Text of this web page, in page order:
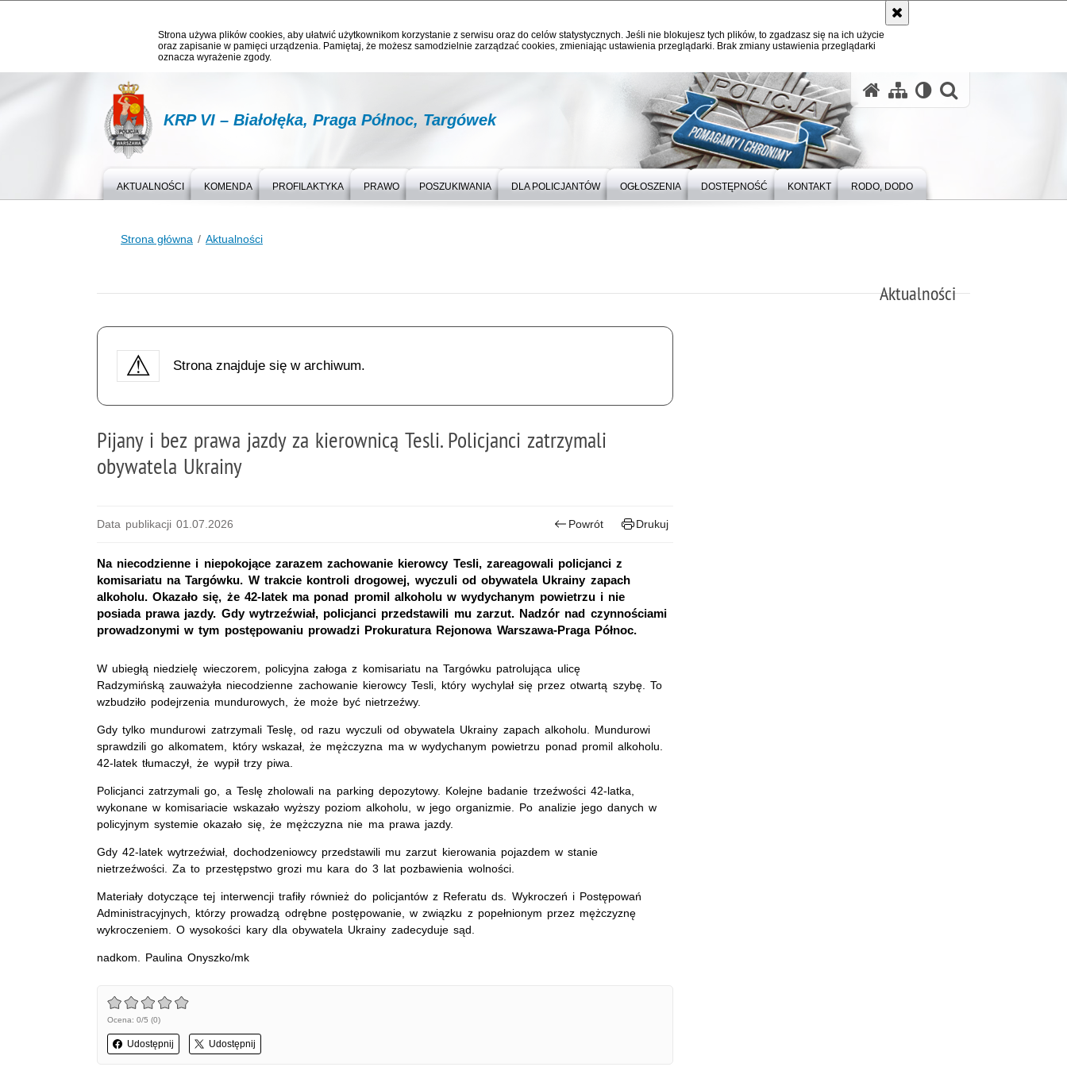
Strona używa plików cookies, aby ułatwić użytkownikom korzystanie z serwisu oraz do celów statystycznych. Jeśli nie blokujesz tych plików, to zgadzasz się na ich użycie
oraz zapisanie w pamięci urządzenia. Pamiętaj, że możesz samodzielnie zarządzać cookies, zmieniając ustawienia przeglądarki. Brak zmiany ustawienia przeglądarki
oznacza wyrażenie zgody.
KRP VI – Białołęka, Praga Północ, Targówek
AKTUALNOŚCI KOMENDA PROFILAKTYKA PRAWO POSZUKIWANIA DLA POLICJANTÓW OGŁOSZENIA DOSTĘPNOŚĆ KONTAKT RODO, DODO
Strona główna Aktualności
Aktualności
Strona znajduje się w archiwum.
Pijany i bez prawa jazdy za kierownicą Tesli. Policjanci zatrzymali
obywatela Ukrainy
Data publikacji 01.07.2026 Powrót Drukuj
Na niecodzienne i niepokojące zarazem zachowanie kierowcy Tesli, zareagowali policjanci z
komisariatu na Targówku. W trakcie kontroli drogowej, wyczuli od obywatela Ukrainy zapach
alkoholu. Okazało się, że 42-latek ma ponad promil alkoholu w wydychanym powietrzu i nie
posiada prawa jazdy. Gdy wytrzeźwiał, policjanci przedstawili mu zarzut. Nadzór nad czynnościami
prowadzonymi w tym postępowaniu prowadzi Prokuratura Rejonowa Warszawa-Praga Północ.
W ubiegłą niedzielę wieczorem, policyjna załoga z komisariatu na Targówku patrolująca ulicę
Radzymińską zauważyła niecodzienne zachowanie kierowcy Tesli, który wychylał się przez otwartą szybę. To
wzbudziło podejrzenia mundurowych, że może być nietrzeźwy.
Gdy tylko mundurowi zatrzymali Teslę, od razu wyczuli od obywatela Ukrainy zapach alkoholu. Mundurowi
sprawdzili go alkomatem, który wskazał, że mężczyzna ma w wydychanym powietrzu ponad promil alkoholu.
42-latek tłumaczył, że wypił trzy piwa.
Policjanci zatrzymali go, a Teslę zholowali na parking depozytowy. Kolejne badanie trzeźwości 42-latka,
wykonane w komisariacie wskazało wyższy poziom alkoholu, w jego organizmie. Po analizie jego danych w
policyjnym systemie okazało się, że mężczyzna nie ma prawa jazdy.
Gdy 42-latek wytrzeźwiał, dochodzeniowcy przedstawili mu zarzut kierowania pojazdem w stanie
nietrzeźwości. Za to przestępstwo grozi mu kara do 3 lat pozbawienia wolności.
Materiały dotyczące tej interwencji trafiły również do policjantów z Referatu ds. Wykroczeń i Postępowań
Administracyjnych, którzy prowadzą odrębne postępowanie, w związku z popełnionym przez mężczyznę
wykroczeniem. O wysokości kary dla obywatela Ukrainy zadecyduje sąd.
nadkom. Paulina Onyszko/mk
Ocena: 0/5 (0)
Udostępnij Udostępnij